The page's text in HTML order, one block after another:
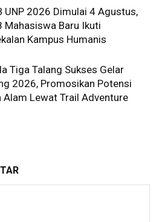
UNP 2026 Dimulai 4 Agustus,
Mahasiswa Baru Ikuti
Kampus Humanis
Tiga Talang Sukses Gelar
2026, Promosikan Potensi
Alam Lewat Trail Adventure